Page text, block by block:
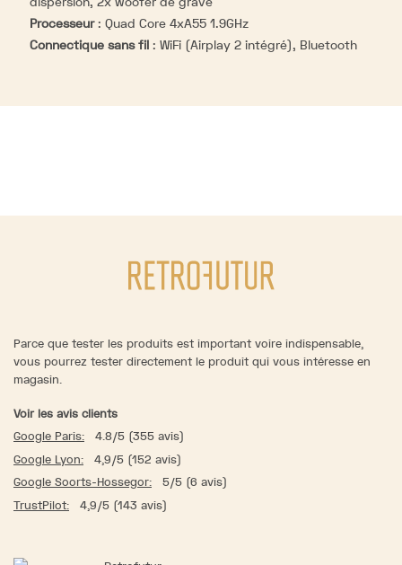
Processeur: Quad Core 4xA55 1.9GHz
Connectique sans fil : WiFi (Airplay 2 intégré), Bluetooth
Parce que tester les produits est important voire indispensable,
vous pourrez tester directement le produit qui vous intéresse en
magasin.
Voir les avis clients
Google Paris:
4.8/5 (355 avis)
Google Lyon:
4,9/5 (152 avis)
Google Soorts-Hossegor:
5/5 (6 avis)
TrustPilot:
4,9/5 (143 avis)